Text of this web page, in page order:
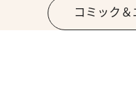
コミック